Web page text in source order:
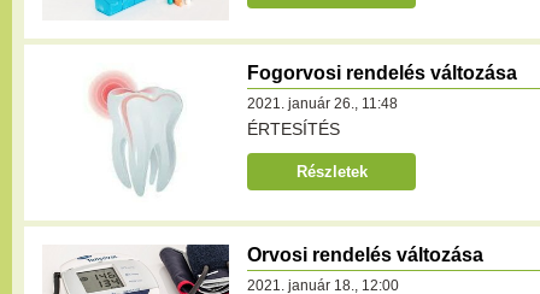
Fogorvosi rendelés változása
2021. január 26., 11:48
ÉRTESÍTÉS
Részletek
Orvosi rendelés változása
2021. január 18., 12:00